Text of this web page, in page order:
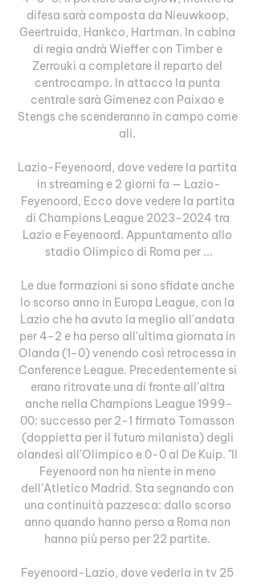
difesa sarà composta da Nieuwkoop,
Geertruida, Hankco, Hartman. In cabina
di regia andrà Wieffer con Timber e
Zerrouki a completare il reparto del
centrocampo. In attacco la punta
centrale sarà Gimenez con Paixao e
Stengs che scenderanno in campo come
ali.
Lazio-Feyenoord, dove vedere la partita
in streaming e 2 giorni fa — Lazio-
Feyenoord, Ecco dove vedere la partita
di Champions League 2023-2024 tra
Lazio e Feyenoord. Appuntamento allo
stadio Olimpico di Roma per ...
Le due formazioni si sono sfidate anche
lo scorso anno in Europa League, con la
Lazio che ha avuto la meglio all'andata
per 4-2 e ha perso all'ultima giornata in
Olanda (1-0) venendo così retrocessa in
Conference League. Precedentemente si
erano ritrovate una di fronte all'altra
anche nella Champions League 1999-
00: successo per 2-1 firmato Tomasson
(doppietta per il futuro milanista) degli
olandesi all'Olimpico e 0-0 al De Kuip. "Il
Feyenoord non ha niente in meno
dell’Atletico Madrid. Sta segnando con
una continuità pazzesca: dallo scorso
anno quando hanno perso a Roma non
hanno più perso per 22 partite.
Feyenoord-Lazio, dove vederla in tv 25